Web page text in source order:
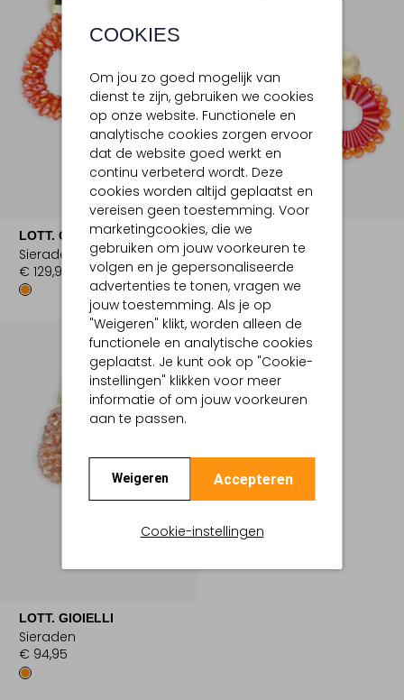
COOKIES
Om jou zo goed mogelijk van
dienst te zijn, gebruiken we cookies
op onze website. Functionele en
analytische cookies zorgen ervoor
dat de website goed werkt en
continu verbeterd wordt. Deze
cookies worden altijd geplaatst en
vereisen geen toestemming. Voor
marketingcookies, die we
gebruiken om jouw voorkeuren te
volgen en je gepersonaliseerde
advertenties te tonen, vragen we
jouw toestemming. Als je op
"Weigeren" klikt, worden alleen de
functionele en analytische cookies
geplaatst. Je kunt ook op "Cookie-
instellingen" klikken voor meer
informatie of om jouw voorkeuren
aan te passen.
Weigeren Accepteren
Cookie-instellingen
LOTT. GIOIELLI
Sieraden
€ 129,95
LOTT. GIOIELLI
Sieraden
€ 134,95
LOTT. GIOIELLI
Sieraden
€ 94,95